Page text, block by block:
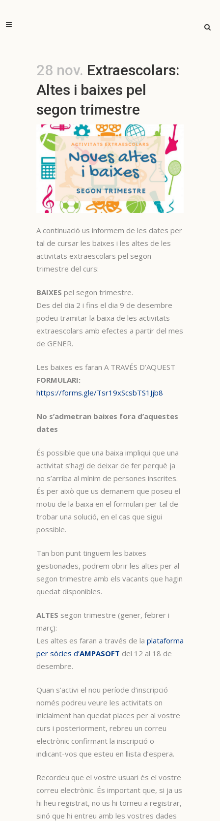
28 nov. Extraescolars:
Altes i baixes pel
segon trimestre
A continuació us informem de les dates per
tal de cursar les baixes i les altes de les
activitats extraescolars pel segon
trimestre del curs:
BAIXES pel segon trimestre.
Des del dia 2 i fins el dia 9 de desembre
podeu tramitar la baixa de les activitats
extraescolars amb efectes a partir del mes
de GENER.
Les baixes es faran A TRAVÉS D’AQUEST
FORMULARI:
https://forms.gle/Tsr19xScsbTS1Jjb8
No s’admetran baixes fora d’aquestes
dates
És possible que una baixa impliqui que una
activitat s’hagi de deixar de fer perquè ja
no s’arriba al mínim de persones inscrites.
És per això que us demanem que poseu el
motiu de la baixa en el formulari per tal de
trobar una solució, en el cas que sigui
possible.
Tan bon punt tinguem les baixes
gestionades, podrem obrir les altes per al
segon trimestre amb els vacants que hagin
quedat disponibles.
ALTES segon trimestre (gener, febrer i
març):
Les altes es faran a través de la plataforma
per sòcies d’AMPASOFT del 12 al 18 de
desembre.
Quan s’activi el nou període d’inscripció
només podreu veure les activitats on
inicialment han quedat places per al vostre
curs i posteriorment, rebreu un correu
electrònic confirmant la inscripció o
indicant-vos que esteu en llista d’espera.
Recordeu que el vostre usuari és el vostre
correu electrònic. És important que, si ja us
hi heu registrat, no us hi torneu a registrar,
sinó que hi entreu amb les vostres dades